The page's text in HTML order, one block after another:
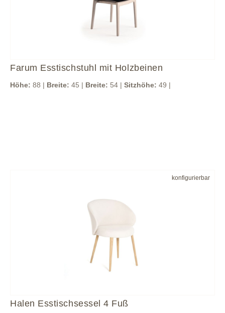
Farum Esstischstuhl mit Holzbeinen
Höhe: 88 | Breite: 45 | Breite: 54 | Sitzhöhe: 49 |
konfigurierbar
Halen Esstischsessel 4 Fuß